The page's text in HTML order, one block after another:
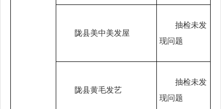
陇县美中美发屋
抽检未发
现问题
陇县黄毛发艺
抽检未发
现问题